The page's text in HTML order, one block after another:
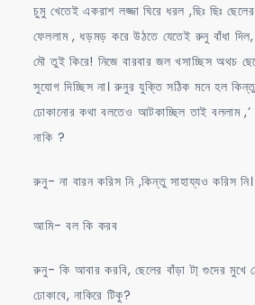
চুমু খেতেই একরাশ লজ্জা ঘিরে ধরল ,ছিঃ ছিঃ
ফেললাম , ধড়মড় করে উঠতে যেতেই রুনু বাঁধা দিল,
মৌ তুই কিরে! নিজে বারবার জল খসাচ্ছিস অথচ
সুযোগ দিচ্ছিস না। রুনুর যুক্তি সঠিক মনে হল
ঢোকানোর কথা বলতেও আটকাচ্ছিল তাই বললাম ,’
নাকি ?
রুনু- না বারন করিস নি ,কিন্তু সাহায্যও করিস নি।
আমি- বল কি করব
রুনু- কি আবার করবি, ছেলের বাঁড়া টা্ গুদের মুখে
ঢোকাবে, নাকিরে টিকু?